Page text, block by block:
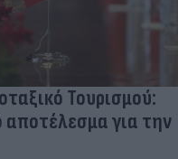
Τουρισμού:
αποτέλεσμα για την